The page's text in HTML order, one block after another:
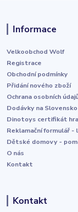
Informace
Velkoobchod Wolf
Registrace
Obchodní podmínky
Přidání nového zboží
Ochrana osobních
Dodávky na Slovensko
Dinotoys certifikát
Reklamační formulář -
Dětské domovy -
O nás
Kontakt
Kontakt